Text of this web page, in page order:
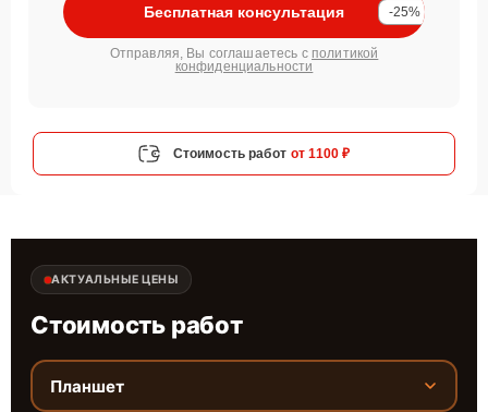
Бесплатная консультация -25%
Отправляя, Вы соглашаетесь с политикой
конфиденциальности
Стоимость работ от 1100 ₽
АКТУАЛЬНЫЕ ЦЕНЫ
Стоимость работ
Планшет